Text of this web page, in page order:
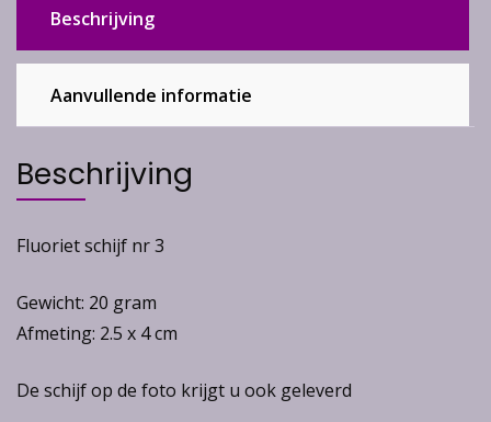
Beschrijving
Aanvullende informatie
Beschrijving
Fluoriet schijf nr 3
Gewicht: 20 gram
Afmeting: 2.5 x 4 cm
De schijf op de foto krijgt u ook geleverd